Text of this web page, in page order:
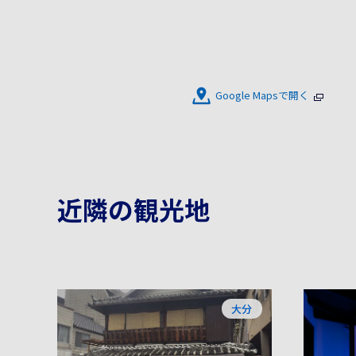
Google Mapsで開く
近隣の観光地
大分